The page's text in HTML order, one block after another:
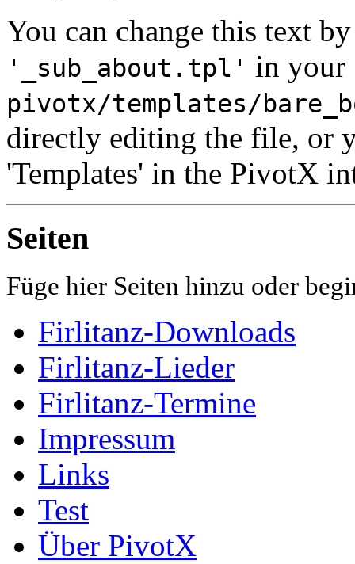
You can change this text
'_sub_about.tpl' in your
pivotx/templates/
directly editing the file, or
'Templates' in the PivotX
Seiten
Füge hier Seiten hinzu oder
Firlitanz-Downloads
Firlitanz-Lieder
Firlitanz-Termine
Impressum
Links
Test
Über PivotX